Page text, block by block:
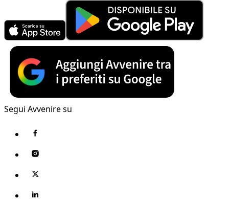
Segui Avvenire su